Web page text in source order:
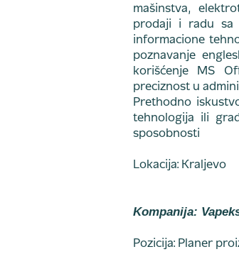
mašinstva,
prodaji i radu sa
informacione
poznavanje
korišćenje MS
preciznost u
Prethodno
tehnologija ili
sposobnosti
Lokacija: Kraljevo
Kompanija:
Pozicija: Planer